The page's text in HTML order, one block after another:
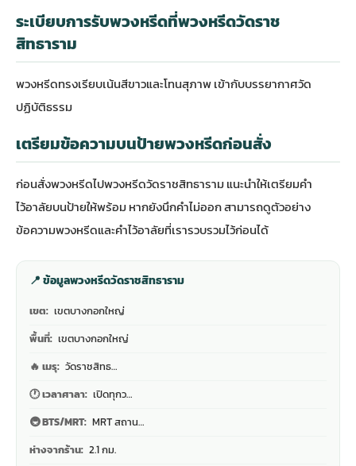
ระเบียบการรับพวงหรีดที่พวงหรีดวัดราช
สิทธาราม
พวงหรีดทรงเรียบเน้นสีขาวและโทนสุภาพ เข้ากับบรรยากาศวัด
ปฏิบัติธรรม
เตรียมข้อความบนป้ายพวงหรีดก่อนสั่ง
ก่อนสั่งพวงหรีดไปพวงหรีดวัดราชสิทธาราม แนะนำให้เตรียมคำ
ไว้อาลัยบนป้ายให้พร้อม หากยังนึกคำไม่ออก สามารถดูตัวอย่าง
ข้อความพวงหรีดและคำไว้อาลัยที่เรารวบรวมไว้ก่อนได้
📍 ข้อมูลพวงหรีดวัดราชสิทธาราม
เขต: เขตบางกอกใหญ่
พื้นที่: เขตบางกอกใหญ่
🔥 เมรุ: วัดราชสิทธ…
🕐 เวลาศาลา: เปิดทุกว…
🚇 BTS/MRT: MRT สถาน…
ห่างจากร้าน: 2.1 กม.